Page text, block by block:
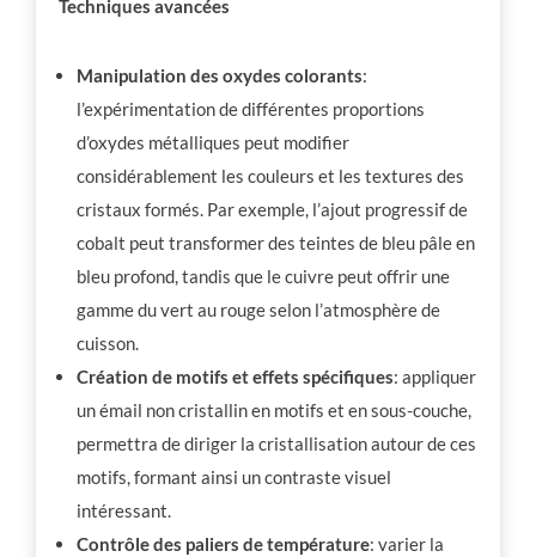
Techniques avancées
Manipulation des oxydes colorants:
l’expérimentation de différentes proportions
d’oxydes métalliques peut modifier
considérablement les couleurs et les textures des
cristaux formés. Par exemple, l’ajout progressif de
cobalt peut transformer des teintes de bleu pâle en
bleu profond, tandis que le cuivre peut offrir une
gamme du vert au rouge selon l’atmosphère de
cuisson.
Création de motifs et effets spécifiques: appliquer
un émail non cristallin en motifs et en sous-couche,
permettra de diriger la cristallisation autour de ces
motifs, formant ainsi un contraste visuel
intéressant.
Contrôle des paliers de température: varier la